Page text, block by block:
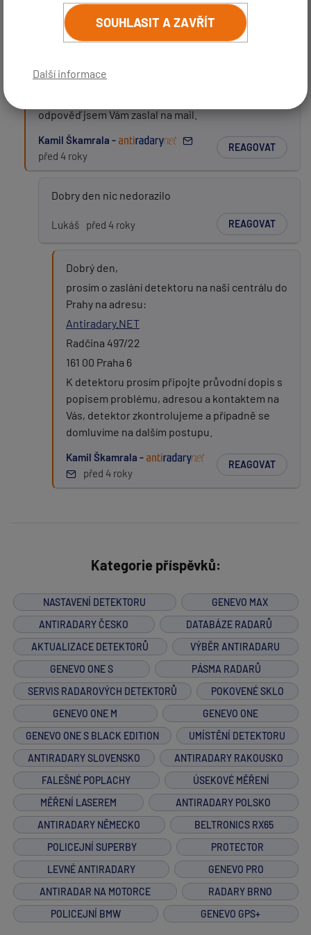
SOUHLASIT A ZAVŘÍT
Další informace
email bude skrytý - slouží pro notifikace při odpovědi)
Předmět:
Po aktualizaci nenajde genovo one s GPS signál.
odpověď jsem Vám zaslal na mail.
Kamil Škamrala -
před 4 roky
REAGOVAT
Dobry den nic nedorazilo
Lukáš před 4 roky REAGOVAT
Dobrý den,
prosím o zaslání detektoru na naši centrálu do
Prahy na adresu:
Antiradary.NET
Radčina 497/22
161 00 Praha 6
K detektoru prosím připojte průvodní dopis s
popisem problému, adresou a kontaktem na
Vás, detektor zkontrolujeme a případně se
domluvíme na dalším postupu.
Kamil Škamrala -
před 4 roky
REAGOVAT
Kategorie příspěvků:
NASTAVENÍ DETEKTORU
GENEVO MAX
ANTIRADARY ČESKO
DATABÁZE RADARŮ
AKTUALIZACE DETEKTORŮ
VÝBĚR ANTIRADARU
GENEVO ONE S
PÁSMA RADARŮ
SERVIS RADAROVÝCH DETEKTORŮ
POKOVENÉ SKLO
GENEVO ONE M
GENEVO ONE
GENEVO ONE S BLACK EDITION
UMÍSTĚNÍ DETEKTORU
ANTIRADARY SLOVENSKO
ANTIRADARY RAKOUSKO
FALEŠNÉ POPLACHY
ÚSEKOVÉ MĚŘENÍ
MĚŘENÍ LASEREM
ANTIRADARY POLSKO
ANTIRADARY NĚMECKO
BELTRONICS RX65
POLICEJNÍ SUPERBY
PROTECTOR
LEVNÉ ANTIRADARY
GENEVO PRO
ANTIRADAR NA MOTORCE
RADARY BRNO
POLICEJNÍ BMW
GENEVO GPS+